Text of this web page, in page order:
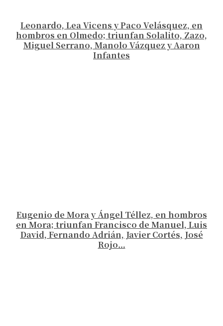
Leonardo, Lea Vicens y Paco Velásquez, en
hombros en Olmedo; triunfan Solalito, Zazo,
Miguel Serrano, Manolo Vázquez y Aaron
Infantes
Eugenio de Mora y Ángel Téllez, en hombros
en Mora; triunfan Francisco de Manuel, Luis
David, Fernando Adrián, Javier Cortés, José
Rojo…